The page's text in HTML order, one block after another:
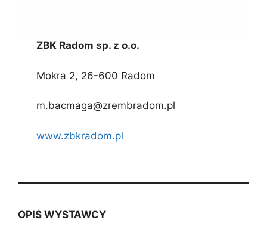
ZBK Radom sp. z o.o.
Mokra 2, 26-600 Radom
m.bacmaga@zrembradom.pl
www.zbkradom.pl
OPIS WYSTAWCY